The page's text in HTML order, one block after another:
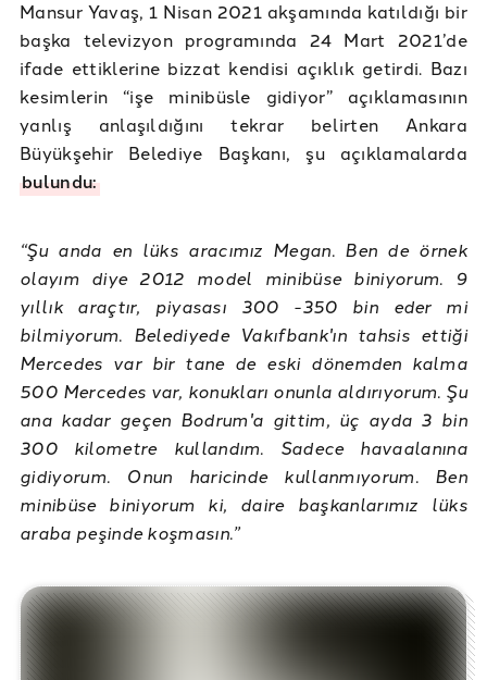
Mansur Yavaş, 1 Nisan 2021 akşamında katıldığı bir
başka televizyon programında 24 Mart 2021’de
ifade ettiklerine bizzat kendisi açıklık getirdi. Bazı
kesimlerin “işe minibüsle gidiyor” açıklamasının
yanlış anlaşıldığını tekrar belirten Ankara
Büyükşehir Belediye Başkanı, şu açıklamalarda
bulundu:
“Şu anda en lüks aracımız Megan. Ben de örnek
olayım diye 2012 model minibüse biniyorum. 9
yıllık araçtır, piyasası 300 -350 bin eder mi
bilmiyorum. Belediyede Vakıfbank'ın tahsis ettiği
Mercedes var bir tane de eski dönemden kalma
500 Mercedes var, konukları onunla aldırıyorum. Şu
ana kadar geçen Bodrum'a gittim, üç ayda 3 bin
300 kilometre kullandım. Sadece havaalanına
gidiyorum. Onun haricinde kullanmıyorum. Ben
minibüse biniyorum ki, daire başkanlarımız lüks
araba peşinde koşmasın.”